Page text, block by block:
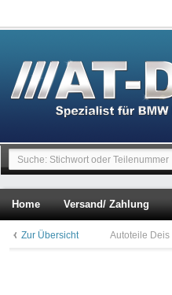
Home Versand/ Zahlung
Zur Übersicht Autoteile Deis